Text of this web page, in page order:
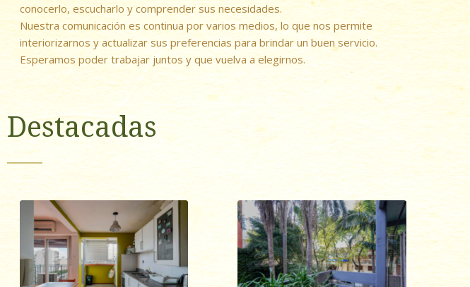
conocerlo, escucharlo y comprender sus necesidades.
Nuestra comunicación es continua por varios medios, lo que nos permite
interiorizarnos y actualizar sus preferencias para brindar un buen servicio.
Esperamos poder trabajar juntos y que vuelva a elegirnos.
Destacadas